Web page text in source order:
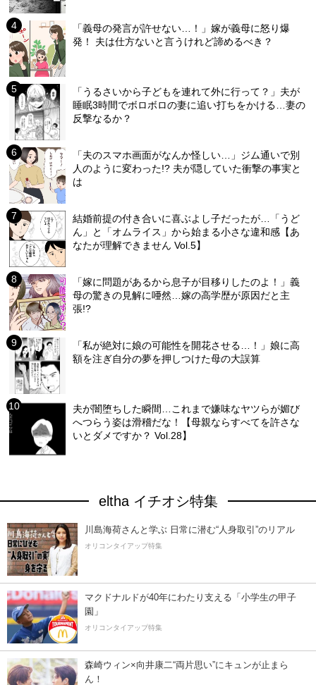
「義母の発言が許せない…！」嫁が義母に怒り爆
発！ 夫は仕方ないと言うけれど諦めるべき？
「うるさいから子どもを連れて外に行って？」夫が
睡眠3時間でボロボロの妻に追い打ちをかける…妻の
反撃なるか？
「夫のスマホ画面がなんか怪しい…」ジム通いで別
人のように変わった!? 夫が隠していた衝撃の事実と
は
結婚前提の付き合いに喜ぶよし子だったが…「うど
ん」と「オムライス」から始まる小さな違和感【あ
なたが理解できません Vol.5】
「嫁に問題があるから息子が目移りしたのよ！」義
母の驚きの見解に唖然…嫁の高学歴が原因だと主
張!?
「私が絶対に娘の可能性を開花させる…！」娘に高
額を注ぎ自分の夢を押しつけた母の大誤算
夫が闇堕ちした瞬間…これまで嫌味なヤツらが媚び
へつらう姿は滑稽だな！【母親ならすべてを許さな
いとダメですか？ Vol.28】
eltha イチオシ特集
川島海荷さんと学ぶ 日常に潜む“人身取引”のリアル
オリコンタイアップ特集
マクドナルドが40年にわたり支える「小学生の甲子
園」
オリコンタイアップ特集
森崎ウィン×向井康二“両片思い”にキュンが止まら
ん！